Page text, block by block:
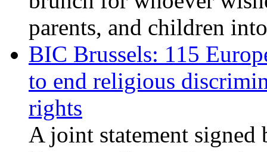
parents, and children
BIC Brussels: 115
to end religious
rights
A joint statement signed